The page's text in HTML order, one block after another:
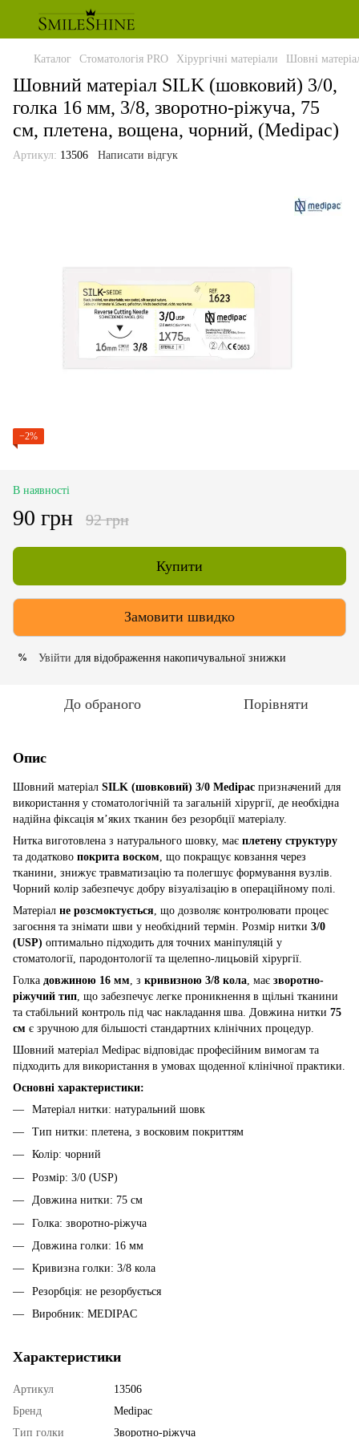
Каталог Стоматологія PRO Хірургічні матеріали Шовні
Шовний матеріал SILK (шовковий) 3/0,
голка 16 мм, 3/8, зворотно-ріжуча, 75
см, плетена, вощена, чорний, (Medipac)
Артикул: 13506 Написати відгук
−2%
В наявності
90 грн 92 грн
Купити
Замовити швидко
% Увійти для відображення накопичувальної знижки
До обраного Порівняти
Опис
Шовний матеріал SILK (шовковий) 3/0 Medipac призначений для
використання у стоматологічній та загальній хірургії, де необхідна
надійна фіксація м’яких тканин без резорбції матеріалу.
Нитка виготовлена з натурального шовку, має плетену структуру
та додатково покрита воском , що покращує ковзання через
тканини, знижує травматизацію та полегшує формування вузлів.
Чорний колір забезпечує добру візуалізацію в операційному полі.
Матеріал не розсмоктується , що дозволяє контролювати процес
загоєння та знімати шви у необхідний термін. Розмір нитки 3/0
(USP) оптимально підходить для точних маніпуляцій у
стоматології, пародонтології та щелепно-лицьовій хірургії.
Голка довжиною 16 мм , з кривизною 3/8 кола , має зворотно-
ріжучий тип , що забезпечує легке проникнення в щільні тканини
та стабільний контроль під час накладання шва. Довжина нитки 75
см є зручною для більшості стандартних клінічних процедур.
Шовний матеріал Medipac відповідає професійним вимогам та
підходить для використання в умовах щоденної клінічної практики.
Основні характеристики:
Матеріал нитки: натуральний шовк
Тип нитки: плетена, з восковим покриттям
Колір: чорний
Розмір: 3/0 (USP)
Довжина нитки: 75 см
Голка: зворотно-ріжуча
Довжина голки: 16 мм
Кривизна голки: 3/8 кола
Резорбція: не резорбується
Виробник: MEDIPAC
Характеристики
Артикул
13506
Бренд
Medipac
Тип голки
Зворотно-ріжуча